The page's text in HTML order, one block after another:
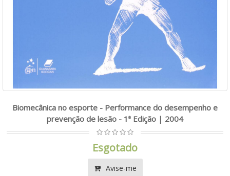
Biomecânica no esporte - Performance do desempenho e
prevenção de lesão - 1ª Edição | 2004
Esgotado
Avise-me